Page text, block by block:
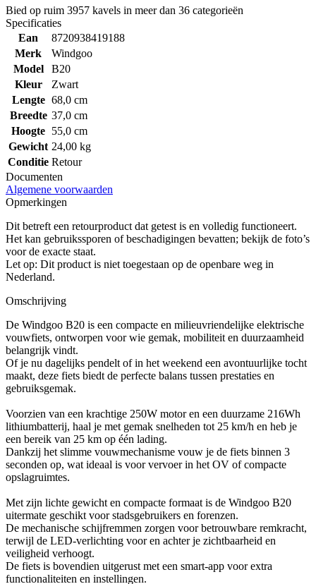
Bied op ruim 3957 kavels in meer dan 36 categorieën
Specificaties
Ean
8720938419188
Merk
Windgoo
Model
B20
Kleur
Zwart
Lengte 68,0 cm
Breedte 37,0 cm
Hoogte 55,0 cm
Gewicht 24,00 kg
Conditie Retour
Documenten
Algemene voorwaarden
Opmerkingen
Dit betreft een retourproduct dat getest is en volledig functioneert.
Het kan gebruikssporen of beschadigingen bevatten; bekijk de foto’s
voor de exacte staat.
Let op: Dit product is niet toegestaan op de openbare weg in
Nederland.
Omschrijving
De Windgoo B20 is een compacte en milieuvriendelijke elektrische
vouwfiets, ontworpen voor wie gemak, mobiliteit en duurzaamheid
belangrijk vindt.
Of je nu dagelijks pendelt of in het weekend een avontuurlijke tocht
maakt, deze fiets biedt de perfecte balans tussen prestaties en
gebruiksgemak.
Voorzien van een krachtige 250W motor en een duurzame 216Wh
lithiumbatterij, haal je met gemak snelheden tot 25 km/h en heb je
een bereik van 25 km op één lading.
Dankzij het slimme vouwmechanisme vouw je de fiets binnen 3
seconden op, wat ideaal is voor vervoer in het OV of compacte
opslagruimtes.
Met zijn lichte gewicht en compacte formaat is de Windgoo B20
uitermate geschikt voor stadsgebruikers en forenzen.
De mechanische schijfremmen zorgen voor betrouwbare remkracht,
terwijl de LED-verlichting voor en achter je zichtbaarheid en
veiligheid verhoogt.
De fiets is bovendien uitgerust met een smart-app voor extra
functionaliteiten en instellingen.